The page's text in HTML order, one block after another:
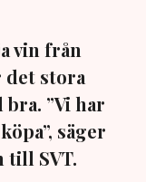
vin från
det stora
”Vi har
säger
till SVT.